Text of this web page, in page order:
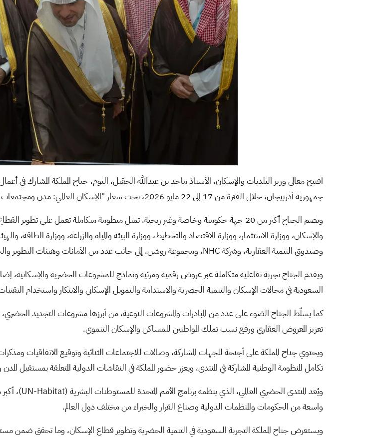
افتتح معالي وزير البلديات والإسكان، الأستاذ ماجد بن عبدالله الحقيل، اليوم، جناح المملكة المشارك في
جمهورية أذربيجان، خلال الفترة من 17 إلى 22 مايو 2026، تحت شعار "الإسكان العالمي: مدن ومجتمعات آمنة ومرنة".
ويضم الجناح أكثر من 20 جهة حكومية وخاصة وغير ربحية، تمثل منظومة متكاملة تعمل على
والإسكان، ووزارة الاستثمار، ووزارة الاقتصاد والتخطيط، ووزارة البيئة والمياه والزراعة، ووزارة الطاقة،
وصندوق التنمية العقارية، وشركة NHC، ومجموعة روشن، إلى جانب عدد من الأمانات وهيئات التطوير
ويقدم الجناح تجربة تفاعلية متكاملة عبر عروض رقمية ومرئية ونماذج للمشروعات الحضرية
السعودية في مجالات الإسكان والتنمية الحضرية والاستدامة والتمويل الإسكاني والابتكار واستخدام
كما يسلّط الجناح الضوء على عدد من المبادرات والمشروعات النوعية، من أبرزها مشروعات التجديد الحضري،
تعزيز المعروض العقاري ورفع نسب تملك المواطنين للمساكن والإسكان التنموي.
ويحتوي جناح المملكة على أجنحة للجهات المشاركة، وصالات للاجتماعات الثنائية وتوقيع الاتفاقيات
تكامل المنظومة الوطنية المشاركة في المنتدى، ويعزز حضور المملكة في النقاشات الدولية المتعلقة بمستقبل
ويُعد المنتدى الحضري العالمي، الذي ينظمه برنامج الأمم المتحدة للمستوطنات البشرية (UN-Habitat)،
واسعة من الحكومات والمنظمات الدولية وصناع القرار والخبراء من مختلف دول العالم.